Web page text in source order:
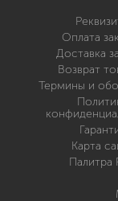
Оплата
Доставка
Возврат
Термины и
Карта
Палитра